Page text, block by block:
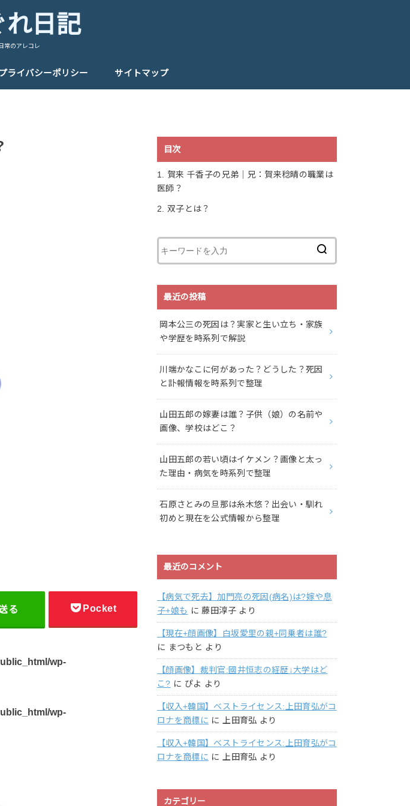
れ日記
常のアレコレ
プライバシーポリシー サイトマップ
る Pocket
wp-
wp-
目次
1.
賀来 千香子の兄弟｜兄：賀来稔晴の職業は
医師？
2. 双子とは？
最近の投稿
岡本公三の死因は？実家と生い立ち・家族
や学歴を時系列で解説
川端かなこに何があった？どうした？死因
と訃報情報を時系列で整理
山田五郎の嫁妻は誰？子供（娘）の名前や
画像、学校はどこ？
山田五郎の若い頃はイケメン？画像と太っ
た理由・病気を時系列で整理
石原さとみの旦那は糸木悠？出会い・馴れ
初めと現在を公式情報から整理
最近のコメント
【病気で死去】加門亮の死因(病名)は?嫁や息
子+娘も に藤田淳子より
【現在+顔画像】白坂愛里の親+同乗者は誰?
に まつもと より
【顔画像】裁判官:國井恒志の経歴↓大学はど
こ? に ぴよ より
【収入+韓国】ベストライセンス:上田育弘がコ
ロナを商標に に 上田育弘 より
【収入+韓国】ベストライセンス:上田育弘がコ
ロナを商標に に 上田育弘 より
カテゴリー